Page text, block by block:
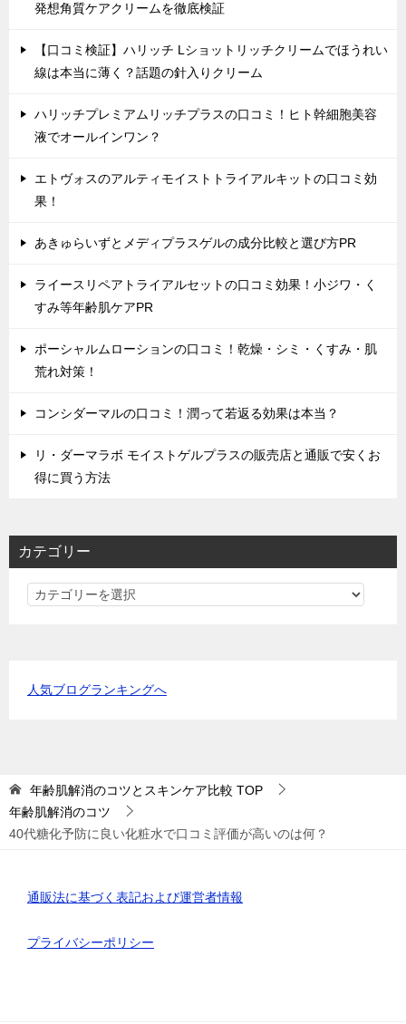
発想角質ケアクリームを徹底検証
【口コミ検証】ハリッチ Lショットリッチクリームでほうれい
線は本当に薄く？話題の針入りクリーム
ハリッチプレミアムリッチプラスの口コミ！ヒト幹細胞美容
液でオールインワン？
エトヴォスのアルティモイストトライアルキットの口コミ効
果！
あきゅらいずとメディプラスゲルの成分比較と選び方PR
ライースリペアトライアルセットの口コミ効果！小ジワ・く
すみ等年齢肌ケアPR
ポーシャルムローションの口コミ！乾燥・シミ・くすみ・肌
荒れ対策！
コンシダーマルの口コミ！潤って若返る効果は本当？
リ・ダーマラボ モイストゲルプラスの販売店と通販で安くお
得に買う方法
カテゴリー
カ
ー
人気ブログランキングへ
年齢肌解消のコツとスキンケア比較 TOP
年齢肌解消のコツ
40代糖化予防に良い化粧水で口コミ評価が高いのは何？
通販法に基づく表記および運営者情報
プライバシーポリシー